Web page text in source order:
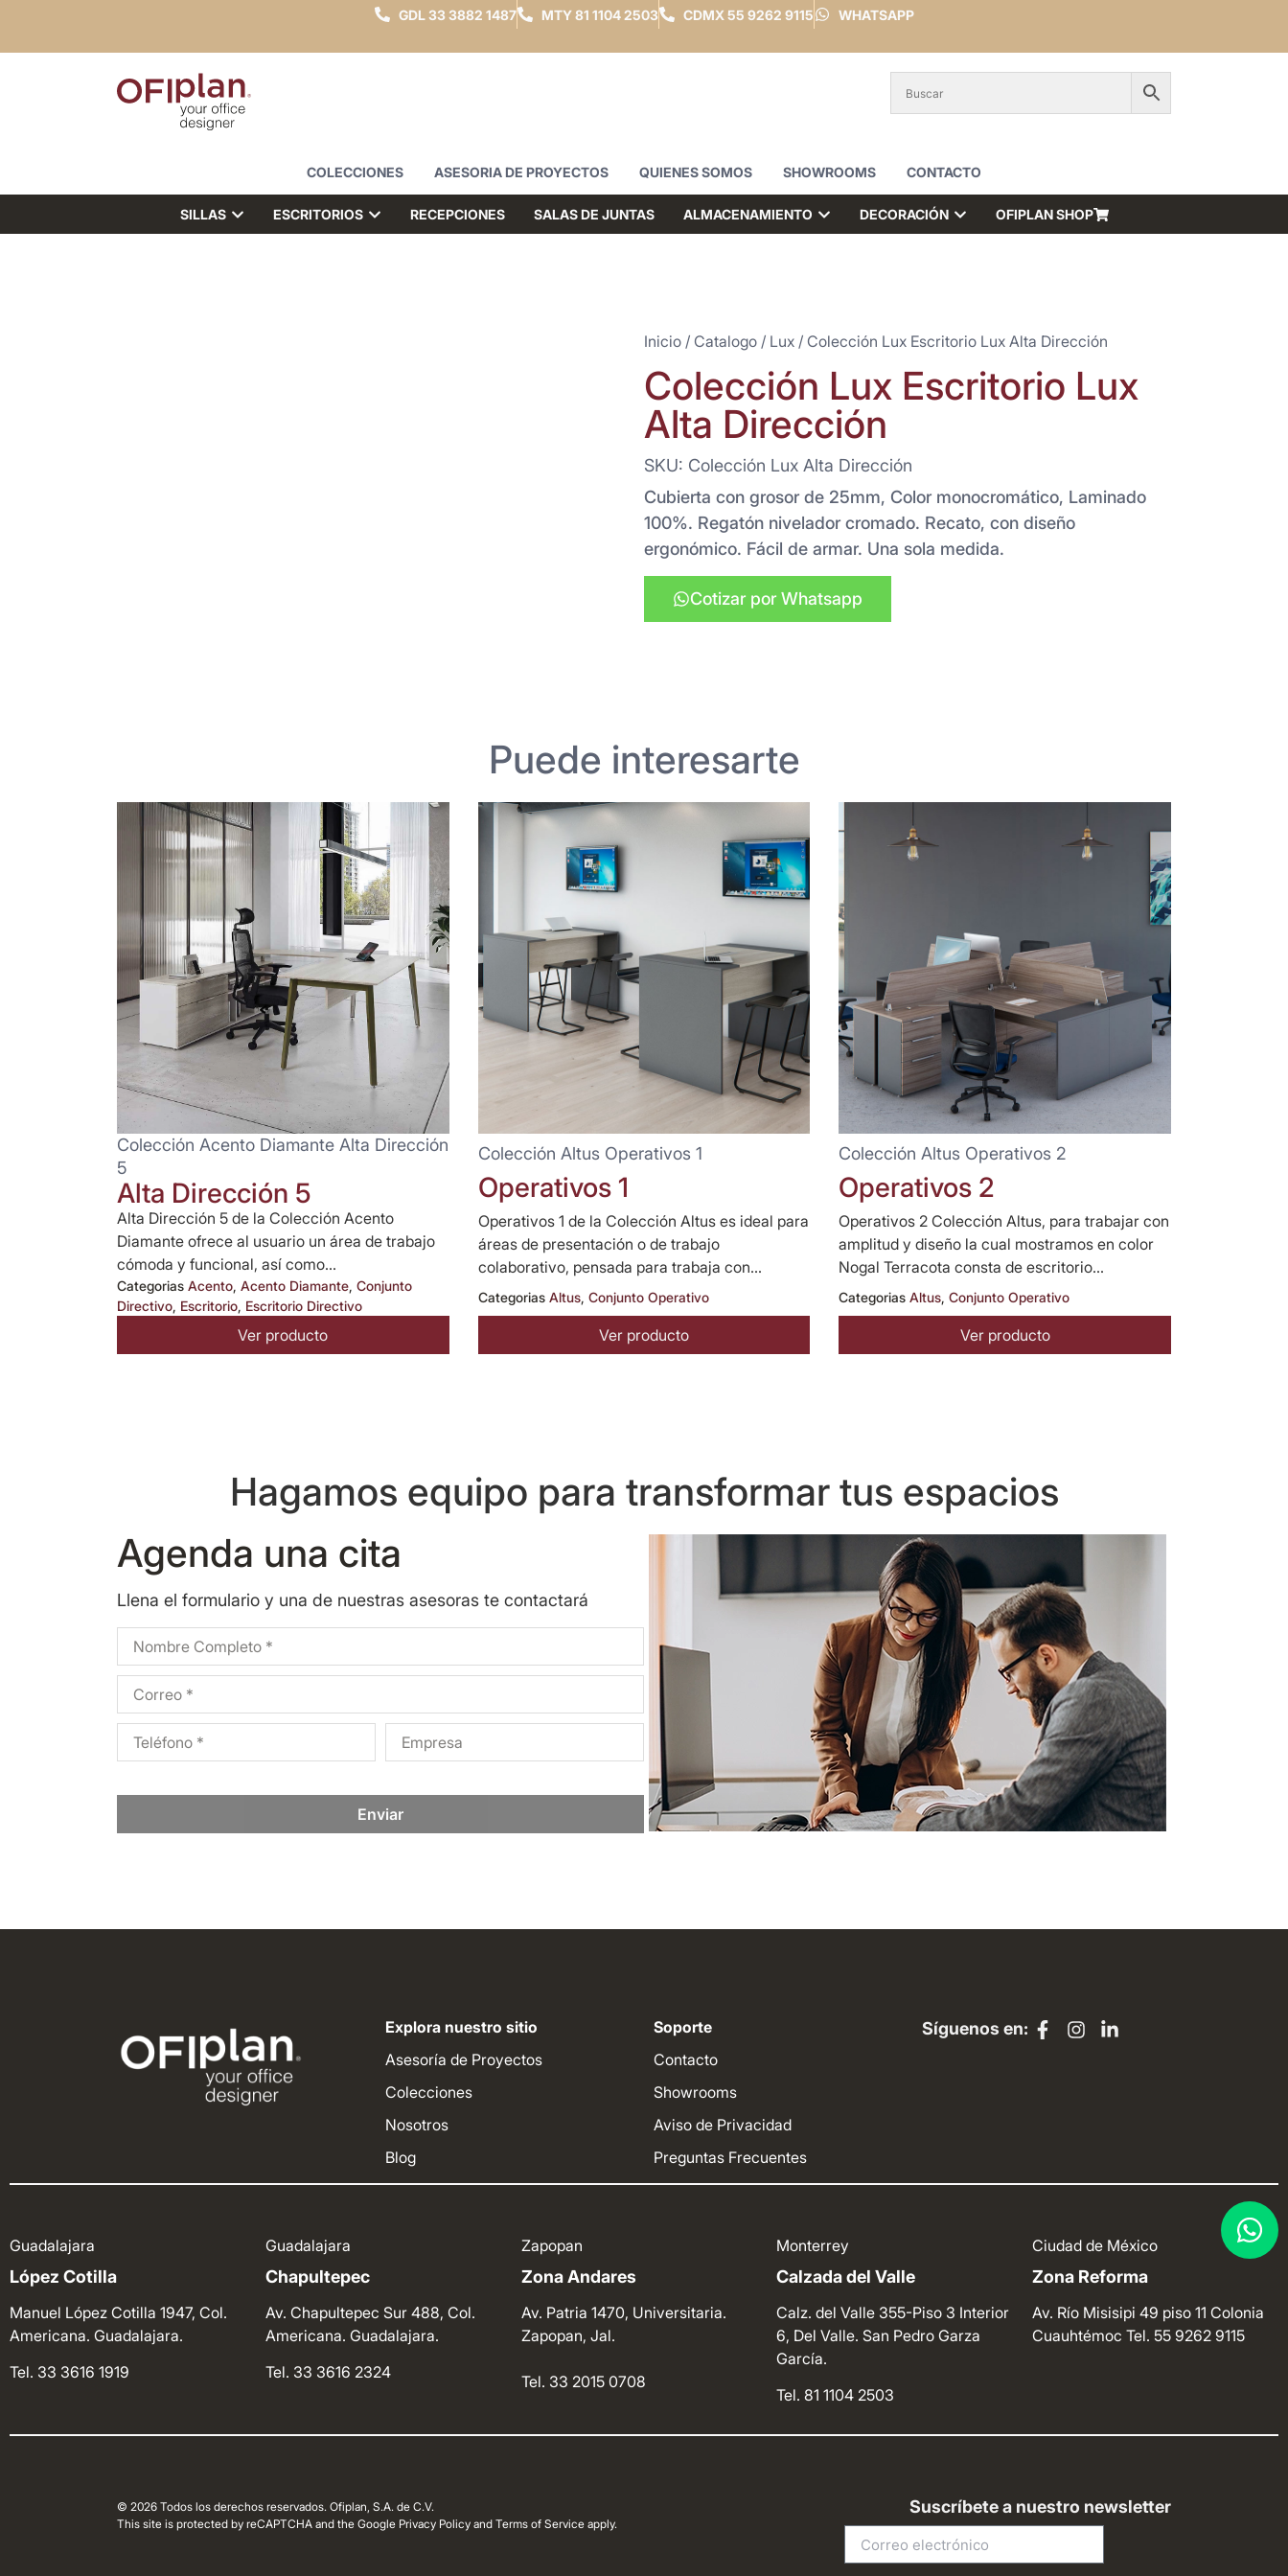
GDL33 3882 1487 MTY81 1104 2503 CDMX 55 9262 9115 WHATSAPP
COLECCIONES ASESORIA DE PROYECTOS QUIENES SOMOS SHOWROOMS CONTACTO
SILLAS ESCRITORIOS RECEPCIONES SALAS DE JUNTAS ALMACENAMIENTO DECORACIÓN OFIPLAN SHOP
Inicio / Catalogo / Lux / Colección Lux Escritorio Lux Alta Dirección
Colección Lux Escritorio Lux
Alta Dirección
SKU: Colección Lux Alta Dirección
Cubierta con grosor de 25mm, Color monocromático, Laminado
100%. Regatón nivelador cromado. Recato, con diseño
ergonómico. Fácil de armar. Una sola medida.
Cotizar por Whatsapp
Puede interesarte
Colección Acento Diamante Alta Dirección
5
Alta Dirección 5
Alta Dirección 5 de la Colección Acento
Diamante ofrece al usuario un área de trabajo
cómoda y funcional, así como...
Categorias Acento, Acento Diamante, Conjunto
Directivo, Escritorio, Escritorio Directivo
Ver producto
Colección Altus Operativos 1
Operativos 1
Operativos 1 de la Colección Altus es ideal para
áreas de presentación o de trabajo
colaborativo, pensada para trabaja con...
Categorias Altus, Conjunto Operativo
Ver producto
Colección Altus Operativos 2
Operativos 2
Operativos 2 Colección Altus, para trabajar con
amplitud y diseño la cual mostramos en color
Nogal Terracota consta de escritorio...
Categorias Altus,Conjunto Operativo
Ver producto
Hagamos equipo para transformar tus espacios
Agenda una cita
Llena el formulario y una de nuestras asesoras te contactará
Enviar
Explora nuestro sitio
Asesoría de Proyectos
Colecciones
Nosotros
Blog
Soporte
Contacto
Showrooms
Aviso de Privacidad
Preguntas Frecuentes
Síguenos en:
Guadalajara
López Cotilla
Manuel López Cotilla 1947, Col.
Americana. Guadalajara.
Tel. 33 3616 1919
Guadalajara
Chapultepec
Av. Chapultepec Sur 488, Col.
Americana. Guadalajara.
Tel. 33 3616 2324
Zapopan
Zona Andares
Av. Patria 1470, Universitaria.
Zapopan, Jal.
Tel. 33 2015 0708
Monterrey
Calzada del Valle
Calz. del Valle 355-Piso 3 Interior
6, Del Valle. San Pedro Garza
García.
Tel. 81 1104 2503
Ciudad de México
Zona Reforma
Av. Río Misisipi 49 piso 11 Colonia
CuauhtémocTel. 55 9262 9115
© 2026 Todos los derechos reservados. Ofiplan, S.A. de C.V.
This site is protected by reCAPTCHA and the Google Privacy Policy and Terms of Service apply.
Suscríbete a nuestro newsletter